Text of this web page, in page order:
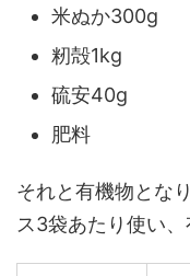
米ぬか300g
籾殻1kg
硫安40g
肥料
それと有機物とな
ス3袋あたり使い